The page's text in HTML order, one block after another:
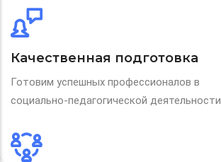
Качественная подготовка
Готовим успешных профессионалов в
социально-педагогической деятельности